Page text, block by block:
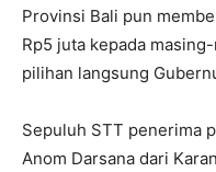
Provinsi Bali pun
Rp5 juta kepada
pilihan langsung
Sepuluh STT penerima
Anom Darsana dari